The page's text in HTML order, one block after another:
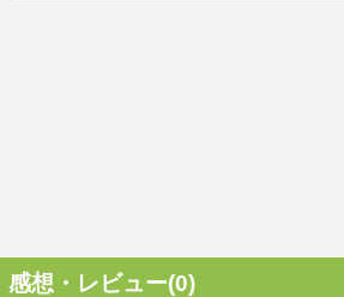
感想・レビュー(0)